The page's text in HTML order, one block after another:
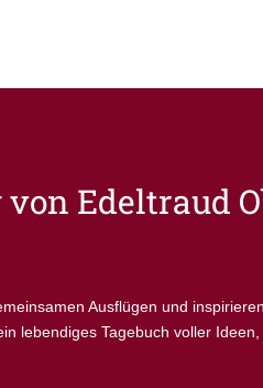
von Edeltraud
Ausflügen und
lebendiges Tagebuch voller